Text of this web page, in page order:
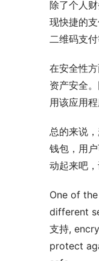
除了个人
现快捷的
二维码支
在安全性
资产安全
用该应用程
总的来说
钱包，用
动起来吧
One of
different
支持,
protect